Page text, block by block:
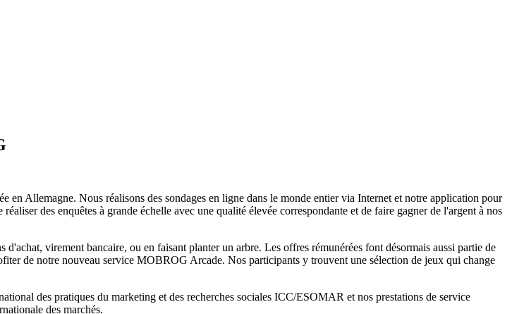
Allemagne. Nous réalisons des sondages en ligne dans le monde entier via Internet et notre application pour
des enquêtes à grande échelle avec une qualité élevée correspondante et de faire gagner de l'argent à nos
virement bancaire, ou en faisant planter un arbre. Les offres rémunérées font désormais aussi partie de
de notre nouveau service MOBROG Arcade. Nos participants y trouvent une sélection de jeux qui change
des pratiques du marketing et des recherches sociales ICC/ESOMAR et nos prestations de service
des marchés.